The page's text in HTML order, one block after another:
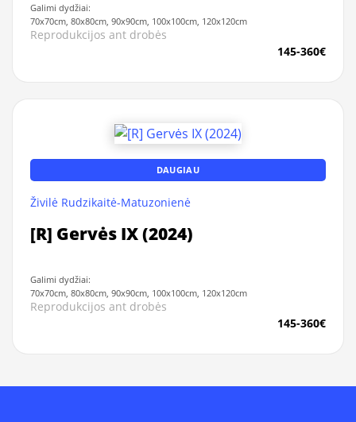
Galimi dydžiai:
70x70cm, 80x80cm, 90x90cm, 100x100cm, 120x120cm
Reprodukcijos ant drobės
145-360€
DAUGIAU
Živilė Rudzikaitė-Matuzonienė
[R] Gervės IX (2024)
Galimi dydžiai:
70x70cm, 80x80cm, 90x90cm, 100x100cm, 120x120cm
Reprodukcijos ant drobės
145-360€